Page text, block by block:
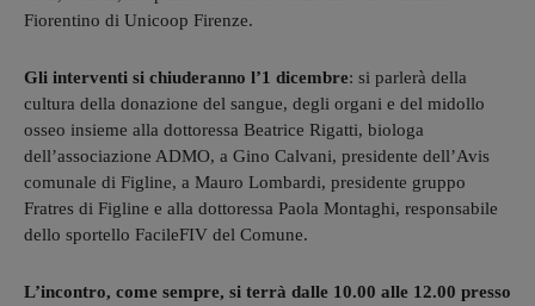
Fiorentino di Unicoop Firenze.
Gli interventi si chiuderanno l’1 dicembre: si parlerà della
cultura della donazione del sangue, degli organi e del midollo
osseo insieme alla dottoressa Beatrice Rigatti, biologa
dell’associazione ADMO, a Gino Calvani, presidente dell’Avis
comunale di Figline, a Mauro Lombardi, presidente gruppo
Fratres di Figline e alla dottoressa Paola Montaghi, responsabile
dello sportello FacileFIV del Comune.
L’incontro, come sempre, si terrà dalle 10.00 alle 12.00 presso